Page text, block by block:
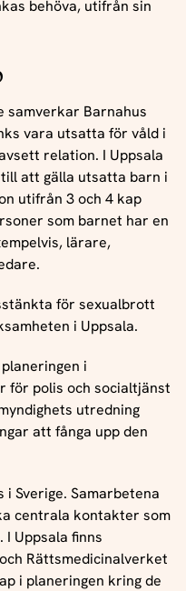
behöva, utifrån sin
samverkar Barnahus
vara utsatta för våld i
relation. I Uppsala
att gälla utsatta barn i
utifrån 3 och 4 kap
som barnet har en
lärare,
för sexualbrott
i Uppsala.
i
för polis och socialtjänst
utredning
att fånga upp den
Sverige. Samarbetena
centrala kontakter som
Uppsala finns
Rättsmedicinalverket
i planeringen kring de